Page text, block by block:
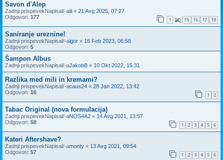
Savon d'Alep
Zadnji prispevekNapisal/-aiii « 21 Avg 2025, 07:27
Odgovori: 177 1 â€¦ 15 16 17 18
Saniranje ureznine!
Zadnji prispevekNapisal/-aigor « 16 Feb 2023, 06:58
Odgovori: 5
Šampon Albus
Zadnji prispevekNapisal/-aJakobB « 10 Okt 2022, 15:31
Razlika med mili in kremami?
Zadnji prispevekNapisal/-acaus24 « 28 Jan 2022, 13:42
Odgovori: 16 1 2
Tabac Original (nova formulacija)
Zadnji prispevekNapisal/-aNOS4A2 « 14 Avg 2021, 13:57
Odgovori: 58 1 2 3 4 5 6
Kateri Aftershave?
Zadnji prispevekNapisal/-amonty « 13 Avg 2021, 09:54
Odgovori: 57 1 2 3 4 5 6